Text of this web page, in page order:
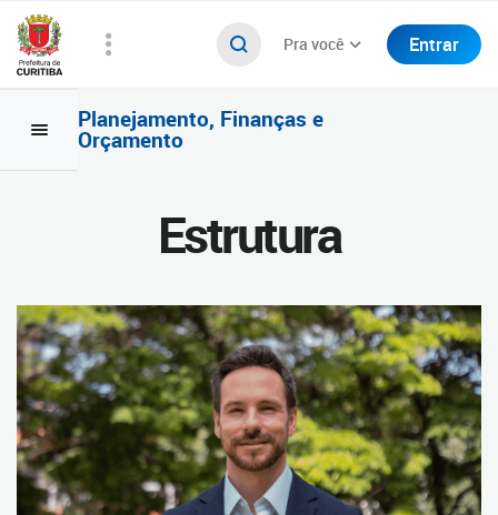
Pra você Entrar
Planejamento, Finanças e
Orçamento
Estrutura